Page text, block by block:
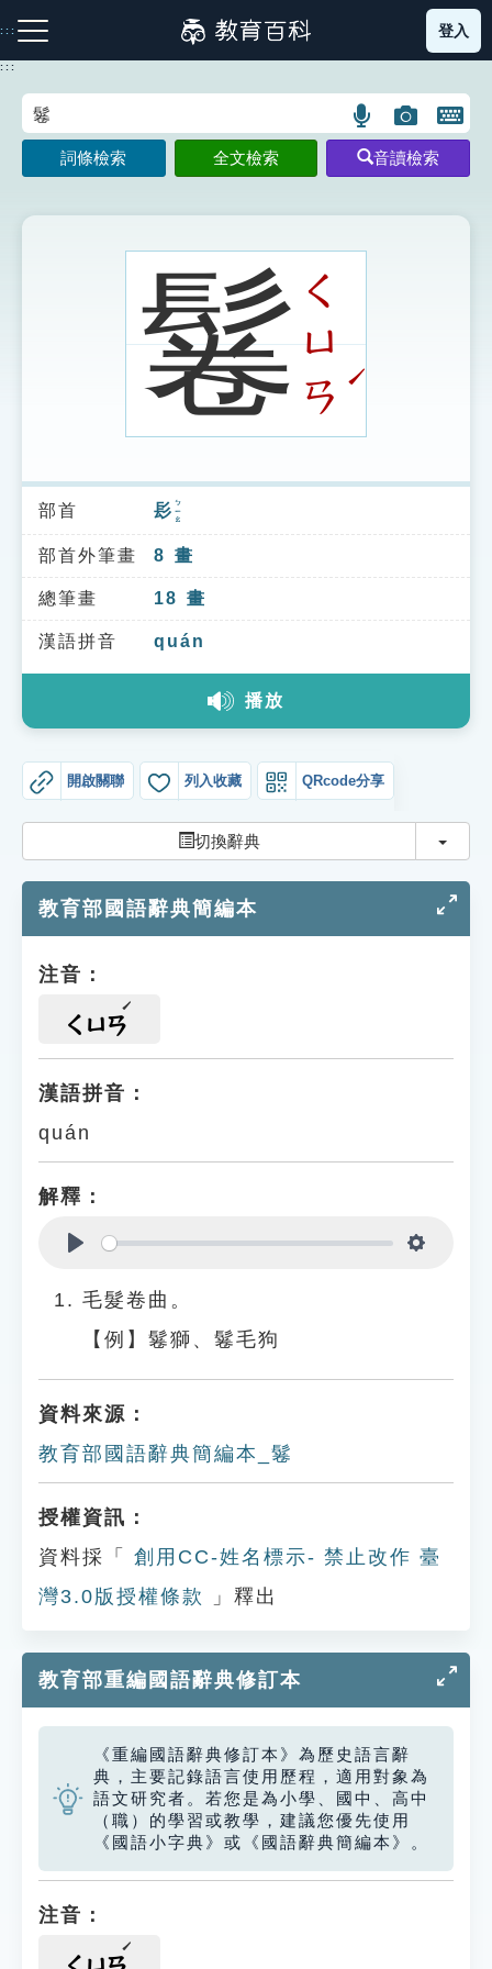
到
主
:::
注音索引圖示 筆畫索引圖示 部首索引表圖示
索引選單
知識索引
單字索引
生命大百科索引
教學應用
登入
:::
語
言
搜
示
圖
片
搜
開
鍵
圖
詞條檢索 全文檢索 音讀檢索
鬈 ㄑ
ㄩ
ㄢ
ˊ
部首 髟 ㄅㄧㄠ
部首外筆畫 8 畫
總筆畫 18 畫
漢語拼音 quán
播放
開啟關聯 列入收藏 QRcode分享
切換辭典 切換
教育部國語辭典簡編本
注音：
ㄑㄩㄢ
漢語拼音：
quán
解釋：
毛髮卷曲。
【例】鬈獅、鬈毛狗
資料來源：
教育部國語辭典簡編本_鬈
授權資訊：
資料採「
創用CC-姓名標示- 禁止改作 臺
灣3.0版授權條款
」釋出
教育部重編國語辭典修訂本
《重編國語辭典修訂本》為歷史語言辭
典，主要記錄語言使用歷程，適用對象為
語文研究者。若您是為小學、國中、高中
（職）的學習或教學，建議您優先使用
《國語小字典》或《國語辭典簡編本》。
注音：